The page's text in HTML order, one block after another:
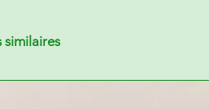
similaires